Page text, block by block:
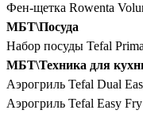
Фен-щетка Rowenta
МБТ\Посуда
Набор посуды Tefal
МБТ\Техника для
Аэрогриль Tefal Dual
Аэрогриль Tefal Easy